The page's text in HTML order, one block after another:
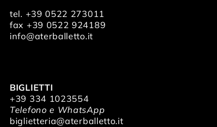
tel. +39 0522 273011
fax +39 0522 924189
info@aterballetto.it
BIGLIETTI
+39 334 1023554
Telefono e WhatsApp
biglietteria@aterballetto.it